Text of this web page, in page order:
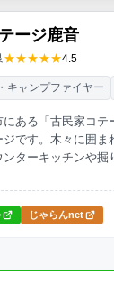
ージ鹿音
★★★★★4.5
にある「古民家コ
ジです。木々に囲
ンターキッチンや
キャンプファイヤー
じゃらんnet